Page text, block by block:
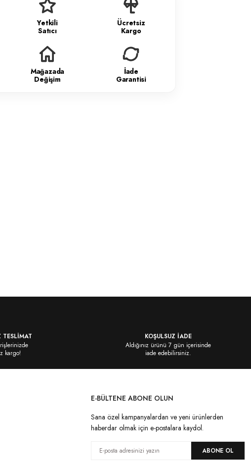
Yetkili
Satıcı
Ücretsiz
Kargo
Mağazada
Değişim
İade
Garantisi
TESLİMAT
kargo!
KOŞULSUZ İADE
Aldığınız ürünü 7 gün içerisinde
iade edebilirsiniz.
E-BÜLTENE ABONE OLUN
Sana özel kampanyalardan ve yeni ürünlerden
haberdar olmak için e-postalara kaydol.
ABONE OL